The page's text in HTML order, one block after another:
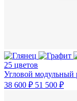
25 цветов
Угловой
38 600 ₽ 51 500 ₽